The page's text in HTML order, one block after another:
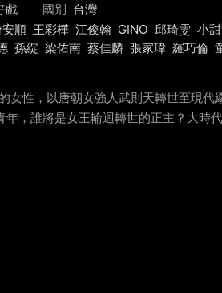
戲 國別 台灣
順 王彩樺 江俊翰 GINO 邱琦雯 小
孫綻 梁佑南 蔡佳麟 張家瑋 羅巧倫
女性，以唐朝女強人武則天轉世至現
，誰將是女王輪迴轉世的正主？大時